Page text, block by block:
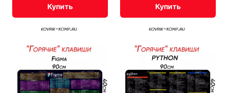
Купить Купить
Мистика Дарк NET